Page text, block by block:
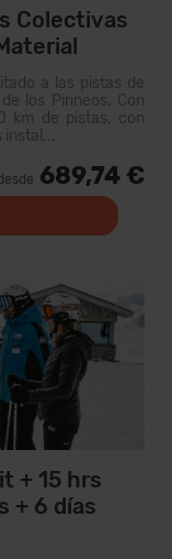
Colectivas
a las pistas de
los Pirineos. Con
km de pistas, con
instal...
689,74 €
+ 15 hrs
+ 6 días